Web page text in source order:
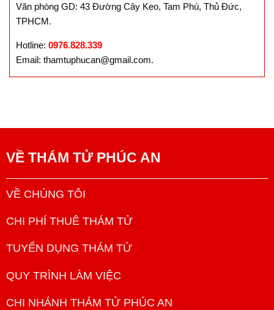
Văn phòng GD: 43 Đường Cây Keo, Tam Phú, Thủ Đức,
TPHCM.
Hotline: 0976.828.339
Email: thamtuphucan@gmail.com.
VỀ THÁM TỬ PHÚC AN
VỀ CHÚNG TÔI
CHI PHÍ THUÊ THÁM TỬ
TUYỂN DỤNG THÁM TỬ
QUY TRÌNH LÀM VIỆC
CHI NHÁNH THÁM TỬ PHÚC AN